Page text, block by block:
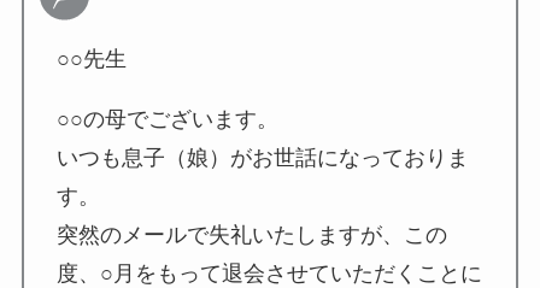
○○先生
○○の母でございます。
いつも息子（娘）がお世話になっておりま
す。
突然のメールで失礼いたしますが、この
度、○月をもって退会させていただくことに